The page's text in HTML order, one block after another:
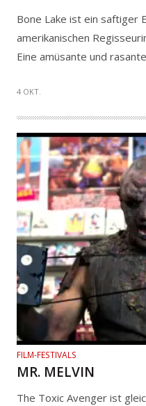
Bone Lake ist ein saftiger
amerikanischen
Eine amüsante und
4 OKT.
FILM-FESTIVALS
MR. MELVIN
The Toxic Avenger ist